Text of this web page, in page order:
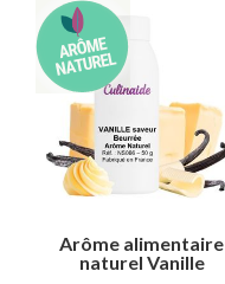
Arôme alimentaire
naturel Vanille